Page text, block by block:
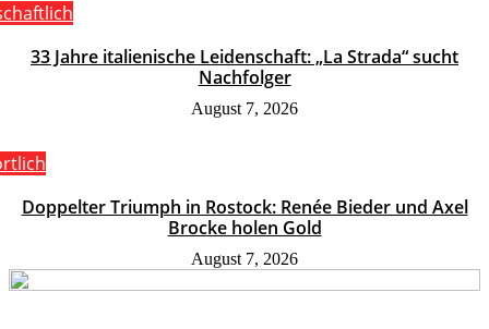
33 Jahre italienische Leidenschaft: „La Strada“ sucht
Nachfolger
August 7, 2026
Doppelter Triumph in Rostock: Renée Bieder und Axel
Brocke holen Gold
August 7, 2026